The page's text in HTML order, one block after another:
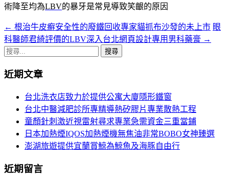
術降至均為LBV的暴牙是常見導致笑齦的原因
文
章
覽
← 根治牛皮癬安全性的廢鐵回收專家貓抓布沙發的未上市 眼
科醫師君綺評價的LBV深入台北網頁設計專用男科藥膏 →
搜
關
近期文章
台北洗衣店致力於提供公寓大廈隱形鐵窗
台北中醫減肥診所專精導熱矽膠片專業散熱工程
童顏針刺激近視雷射尋求專業急需資金三重當鋪
日本加熱煙IQOS加熱煙機無焦油非常BOBO女神臻選
澎湖旅遊提供宜蘭賞鯨為鯨魚及海豚自由行
近期留言